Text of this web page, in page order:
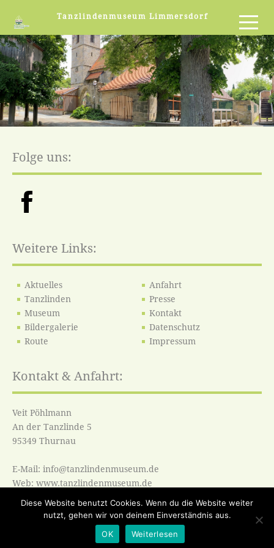
Tanzlindenmuseum Limmersdorf
Folge uns:
Weitere Links:
Aktuelles
Tanzlinden
Museum
Bildergalerie
Route
Anfahrt
Presse
Kontakt
Datenschutz
Impressum
Kontakt & Anfahrt:
Veit Pöhlmann
An der Tanzlinde 5
95349 Thurnau
E-Mail: info@tanzlindenmuseum.de
Web: www.tanzlindenmuseum.de
© 2016 by tanzlindenmuseum.de |Design & Programmierung by
Fabian Hacker
Diese Website benutzt Cookies. Wenn du die Website weiter
nutzt, gehen wir von deinem Einverständnis aus.
OK
Weiterlesen